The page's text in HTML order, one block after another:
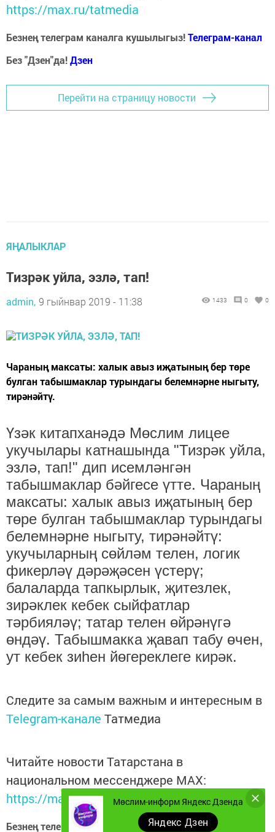
https://max.ru/tatmedia
Безнең телеграм каналга кушылыгыз!Телеграм-канал
Без "Дзен"да!Дзен
Перейти на страницу новости
ЯҢАЛЫКЛАР
Тизрәк уйла, эзлә, тап!
admin, 9 гыйнвар 2019 - 11:38 1433 0 0
Чараның максаты: халык авыз иҗатының бер төре
булган табышмаклар турындагы белемнәрне ныгыту,
тирәнәйтү.
Үзәк китапханәдә Мөслим лицее
укучылары катнашында "Тизрәк уйла,
эзлә, тап!" дип исемләнгән
табышмаклар бәйгесе үтте. Чараның
максаты: халык авыз иҗатының бер
төре булган табышмаклар турындагы
белемнәрне ныгыту, тирәнәйтү:
укучыларның сөйләм телен, логик
фикерләү дәрәҗәсен үстерү;
балаларда тапкырлык, җитезлек,
зирәклек кебек сыйфатлар
тәрбияләү; татар телен өйрәнүгә
өндәү. Табышмакка җавап табу өчен,
ут кебек зиһен йөгереклеге кирәк.
Следите за самым важным и интересным в
Telegram-канале Татмедиа
Читайте новости Татарстана в
национальном мессенджере MАХ:
https://max.ru/tatmedia
Безнең телеграм каналга кушылыгыз!Телеграм-канал
Мөслим-информ Яндекс Дзенда
Яндекс Дзен